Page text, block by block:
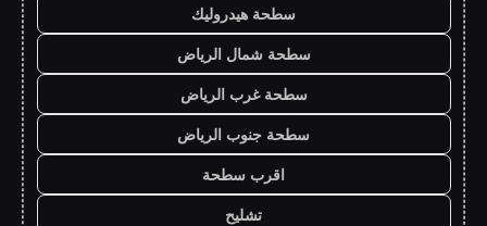
سطحة هيدروليك
سطحة شمال الرياض
سطحة غرب الرياض
سطحة جنوب الرياض
اقرب سطحة
تشليح